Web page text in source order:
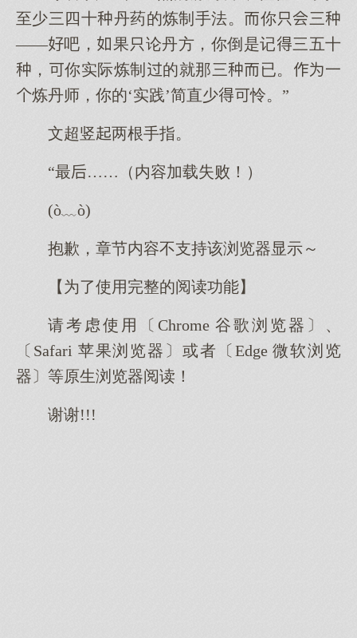
至少三四十丹药的炼制手法。你三
——吧，果论丹方，你倒是记三五十
，你实际炼制的就那三已。一
炼丹师，你的‘实践’简直少怜。”
文超竖两根手指。
“最……（内容加载失败！）
(ò﹏ò)
抱歉，章节内容不支持该浏览器显示～
【为了使用完整的阅读功能】
请考虑使用〔Chrome 谷歌浏览器〕、
〔Safari 苹果浏览器〕或者〔Edge 微软浏览
器〕等原生浏览器阅读！
谢谢!!!